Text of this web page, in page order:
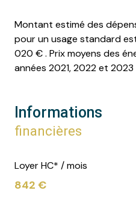
Montant estimé des
pour un usage standard
020 € . Prix moyens des
années 2021, 2022 et
Informations
financières
Loyer HC* / mois
842 €